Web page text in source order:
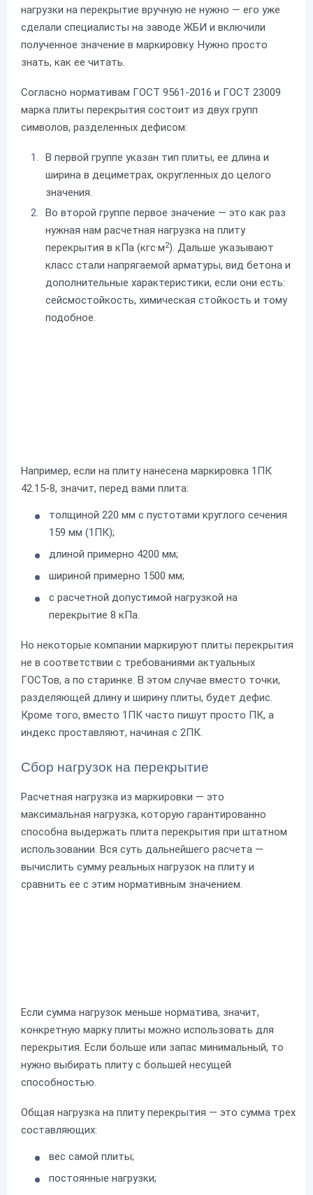
нагрузки на перекрытие вручную не нужно — его уже
сделали специалисты на заводе ЖБИ и включили
полученное значение в маркировку. Нужно просто
знать, как ее читать.
Согласно нормативам ГОСТ 9561-2016 и ГОСТ 23009
марка плиты перекрытия состоит из двух групп
символов, разделенных дефисом:
В первой группе указан тип плиты, ее длина и
ширина в дециметрах, округленных до целого
значения.
Во второй группе первое значение — это как раз
нужная нам расчетная нагрузка на плиту
перекрытия в кПа (кгс·м2). Дальше указывают
класс стали напрягаемой арматуры, вид бетона и
дополнительные характеристики, если они есть:
сейсмостойкость, химическая стойкость и тому
подобное.
Например, если на плиту нанесена маркировка 1ПК
42.15-8, значит, перед вами плита:
толщиной 220 мм с пустотами круглого сечения
159 мм (1ПК);
длиной примерно 4200 мм;
шириной примерно 1500 мм;
с расчетной допустимой нагрузкой на
перекрытие 8 кПа.
Но некоторые компании маркируют плиты перекрытия
не в соответствии с требованиями актуальных
ГОСТов, а по старинке. В этом случае вместо точки,
разделяющей длину и ширину плиты, будет дефис.
Кроме того, вместо 1ПК часто пишут просто ПК, а
индекс проставляют, начиная с 2ПК.
Сбор нагрузок на перекрытие
Расчетная нагрузка из маркировки — это
максимальная нагрузка, которую гарантированно
способна выдержать плита перекрытия при штатном
использовании. Вся суть дальнейшего расчета —
вычислить сумму реальных нагрузок на плиту и
сравнить ее с этим нормативным значением.
Если сумма нагрузок меньше норматива, значит,
конкретную марку плиты можно использовать для
перекрытия. Если больше или запас минимальный, то
нужно выбирать плиту с большей несущей
способностью.
Общая нагрузка на плиту перекрытия — это сумма трех
составляющих:
вес самой плиты;
постоянные нагрузки;